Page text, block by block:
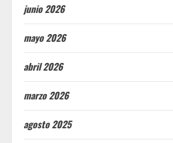
junio 2026
mayo 2026
abril 2026
marzo 2026
agosto 2025